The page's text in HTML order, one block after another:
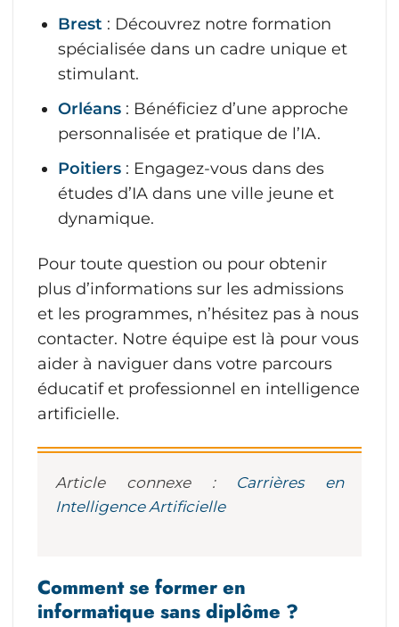
Brest : Découvrez notre formation
spécialisée dans un cadre unique et
stimulant.
Orléans : Bénéficiez d’une approche
personnalisée et pratique de l’IA.
Poitiers : Engagez-vous dans des
études d’IA dans une ville jeune et
dynamique.
Pour toute question ou pour obtenir
plus d’informations sur les admissions
et les programmes, n’hésitez pas à nous
contacter. Notre équipe est là pour vous
aider à naviguer dans votre parcours
éducatif et professionnel en intelligence
artificielle.
Article connexe : Carrières en
Intelligence Artificielle
Comment se former en
informatique sans diplôme ?